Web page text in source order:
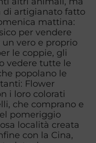
di artigianato fatto
mattina:
per vendere
vero e proprio
le coppie, gli
vedere tutte le
popolano le
Flower
i loro colorati
che comprano e
pomeriggio
località creata
con la Cina,